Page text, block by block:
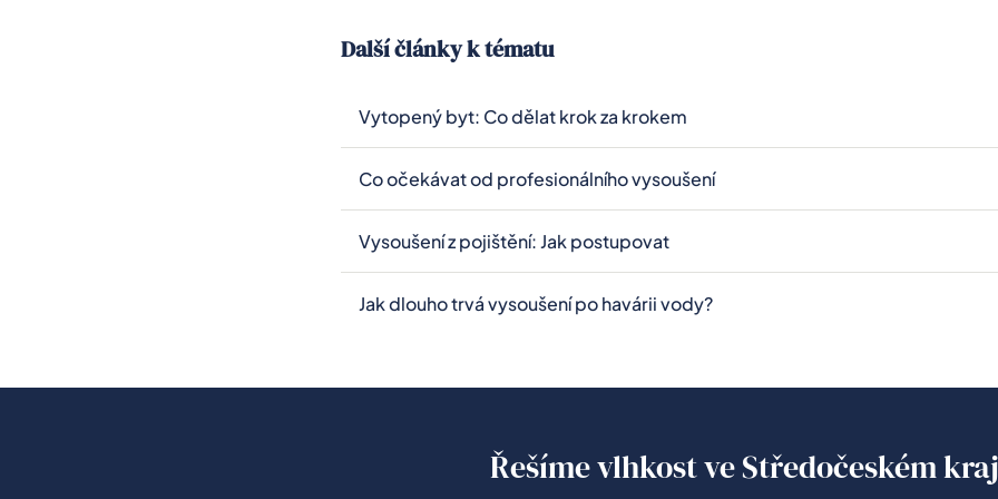
Další články k tématu
Vytopený byt: Co dělat krok za krokem
Co očekávat od profesionálního vysoušení
Vysoušení z pojištění: Jak postupovat
Jak dlouho trvá vysoušení po havárii vody?
Řešíme vlhkost ve Středočeském